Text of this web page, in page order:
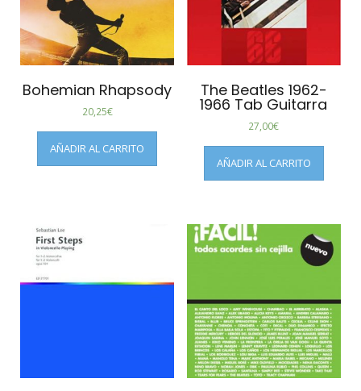
Bohemian Rhapsody
20,25€
AÑADIR AL CARRITO
The Beatles 1962-
1966 Tab Guitarra
27,00€
AÑADIR AL CARRITO